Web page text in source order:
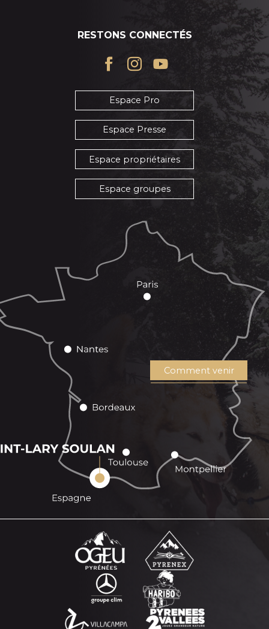
RESTONS CONNECTÉS
Espace Pro
Espace Presse
Espace propriétaires
Espace groupes
Comment venir